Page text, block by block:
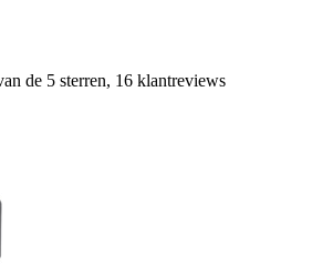
de 5 sterren, 16 klantreviews